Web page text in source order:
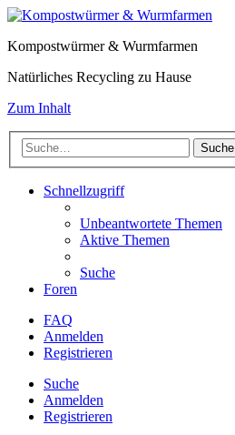
Kompostwürmer & Wurmfarmen
Natürliches Recycling zu Hause
Zum Inhalt
Suche
Schnellzugriff
Unbeantwortete Themen
Aktive Themen
Suche
Foren
FAQ
Anmelden
Registrieren
Suche
Anmelden
Registrieren